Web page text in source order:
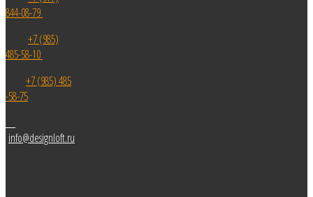
844-08-79
+7 (985)
485-58-10
+7 (985) 485
-58-75
info@designloft.ru